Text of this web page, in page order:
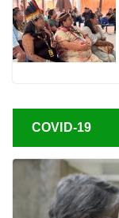
COVID-19